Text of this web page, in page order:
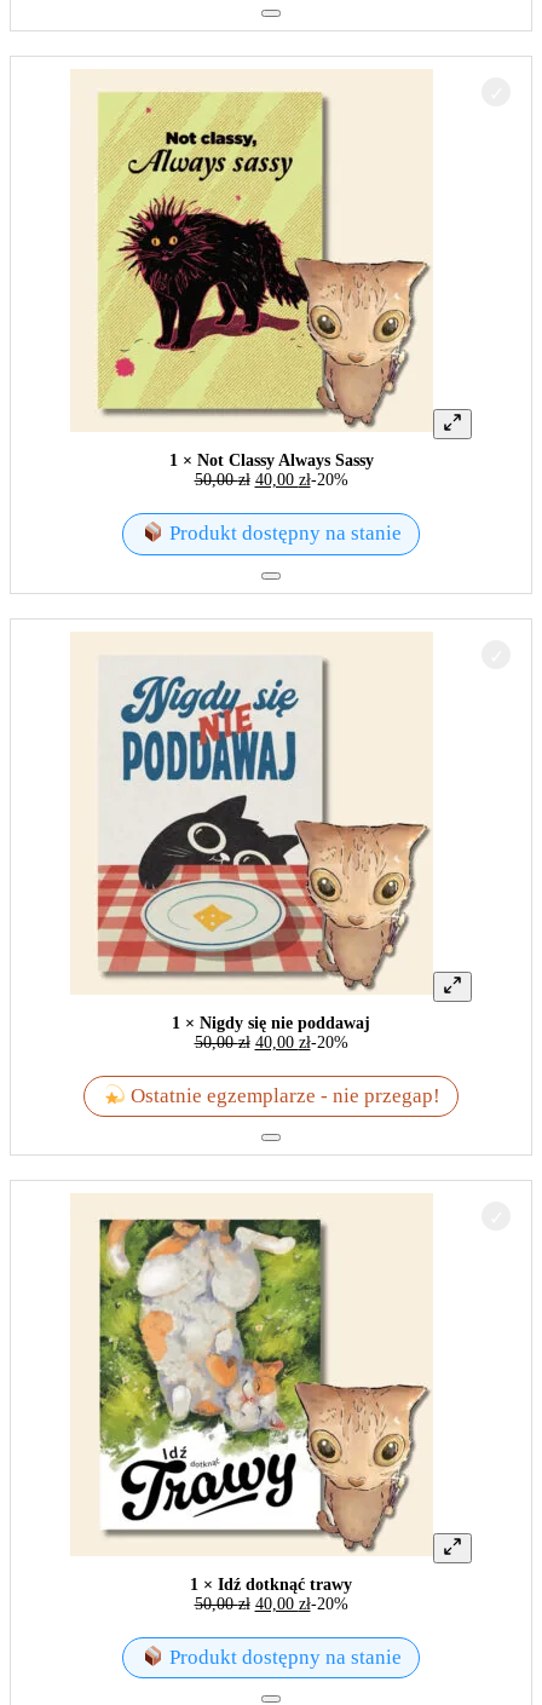
1 × Not Classy Always Sassy
50,00zł 40,00 zł-20%
Produkt dostępny na stanie
1 × Nigdy się nie poddawaj
50,00zł 40,00 zł-20%
Ostatnie egzemplarze - nie przegap!
1 × Idź dotknąć trawy
50,00zł 40,00 zł-20%
Produkt dostępny na stanie